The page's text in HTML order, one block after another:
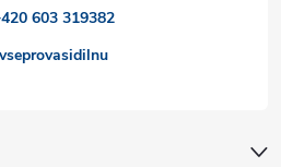
603 319382
vseprovasidilnu